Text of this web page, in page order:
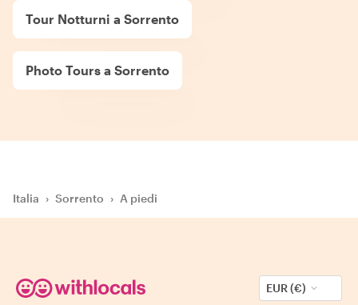
Tour Notturni a Sorrento
Photo Tours a Sorrento
Italia › Sorrento › A piedi
EUR (€)